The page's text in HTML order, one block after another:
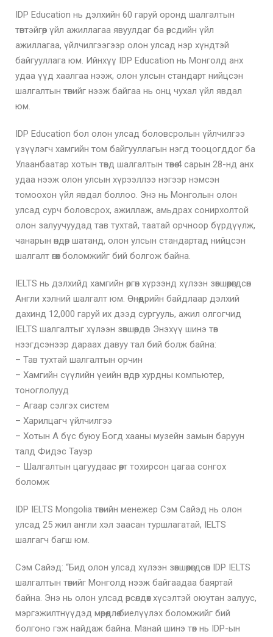
IDP Education нь дэлхийн 60 гаруй оронд шалгалтын
төвтэйгөөр үйл ажиллагаа явуулдаг ба өөрсдийн үйл
ажиллагаа, үйлчилгээгээр олон улсад нэр хүндтэй
байгууллага юм. Ийнхүү IDP Education нь Монголд анх
удаа үүд хаалгаа нээж, олон улсын стандарт нийцсэн
шалгалтын төвийг нээж байгаа нь онц чухал үйл явдал
юм.
IDP Education бол олон улсад боловсролын үйлчилгээ
үзүүлэгч хамгийн том байгууллагын нэгд тооцогддог ба
Улаанбаатар хотын төвд шалгалтын төвөө 4 сарын 28-нд анх
удаа нээж олон улсын хүрээллээ нэгээр нэмсэн
томоохон үйл явдал боллоо. Энэ нь Монголын олон
улсад сурч боловсрох, ажиллаж, амьдрах сонирхолтой
олон залуучуудад тав тухтай, таатай орчноор бүрдүүлж,
чанарын өндөр шатанд, олон улсын стандартад нийцсэн
шалгалт өгөх боломжийг бий болгож байна.
IELTS нь дэлхийд хамгийн өргөн хүрээнд хүлээн зөвшөөрөгдсөн
Англи хэлний шалгалт юм. Өнөөдрийн байдлаар дэлхий
дахинд 12,000 гаруй их дээд сургууль, ажил олгогчид
IELTS шалгалтыг хүлээн зөвшөөрдөг. Энэхүү шинэ төв
нээгдсэнээр дараах давуу тал бий болж байна:
– Тав тухтай шалгалтын орчин
– Хамгийн сүүлийн үеийн өндөр хурдны компьютер,
тоноглолууд
– Агаар сэлгэх систем
– Харилцагч үйлчилгээ
– Хотын А бүс буюу Богд хааны музейн замын баруун
талд Фидэс Тауэр
– Шалгалтын цагуудаас өөрт тохирсон цагаа сонгох
боломж
IDP IELTS Mongolia төвийн менежер Сэм Сайэд нь олон
улсад 25 жил англи хэл заасан туршлагатай, IELTS
шалгагч багш юм.
Сэм Сайэд: “Бид олон улсад хүлээн зөвшөөрөгдсөн IDP IELTS
шалгалтын төвийг Монголд нээж байгаадаа баяртай
байна. Энэ нь олон улсад өрсөлдөх хүсэлтэй оюутан залуус,
мэргэжилтнүүдэд мөрөөдлөө биелүүлэх боломжийг бий
болгоно гэж найдаж байна. Манай шинэ төв нь IDP-ын